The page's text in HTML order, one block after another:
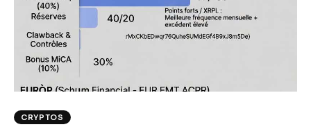
Climate
Markets
Reports
CRYPTOS